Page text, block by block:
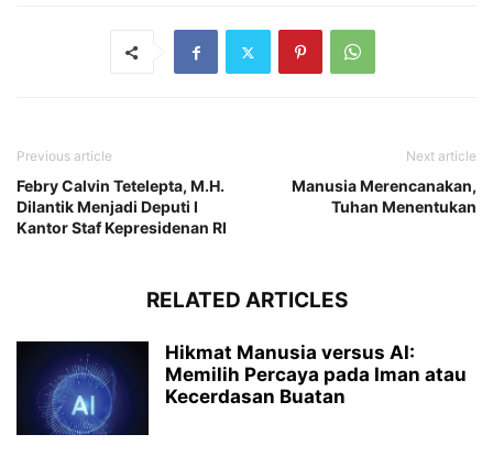
Previous article
Febry Calvin Tetelepta, M.H.
Dilantik Menjadi Deputi I
Kantor Staf Kepresidenan RI
Next article
Manusia Merencanakan,
Tuhan Menentukan
RELATED ARTICLES
Hikmat Manusia versus AI:
Memilih Percaya pada Iman atau
Kecerdasan Buatan